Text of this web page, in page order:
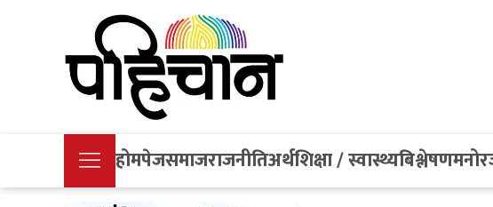
होमपेजसमाजराजनीतिअर्थशिक्षा / स्वास्थ्यबिश्लेषण